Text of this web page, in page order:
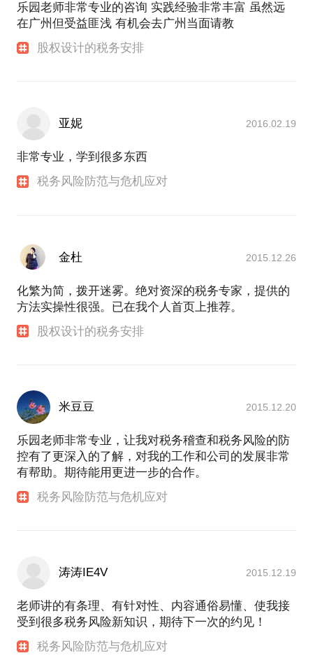
乐园老师非常专业的咨询 实践经验非常丰富 虽然远
在广州但受益匪浅 有机会去广州当面请教
股权设计的税务安排
亚妮 2016.02.19
非常专业，学到很多东西
税务风险防范与危机应对
金杜 2015.12.26
化繁为简，拨开迷雾。绝对资深的税务专家，提供的
方法实操性很强。已在我个人首页上推荐。
股权设计的税务安排
米豆豆 2015.12.20
乐园老师非常专业，让我对税务稽查和税务风险的防
控有了更深入的了解，对我的工作和公司的发展非常
有帮助。期待能用更进一步的合作。
税务风险防范与危机应对
涛涛IE4V 2015.12.19
老师讲的有条理、有针对性、内容通俗易懂、使我接
受到很多税务风险新知识，期待下一次的约见！
税务风险防范与危机应对